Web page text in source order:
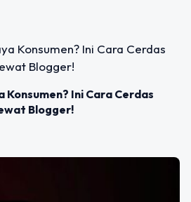
Konsumen? Ini Cara Cerdas
Blogger!